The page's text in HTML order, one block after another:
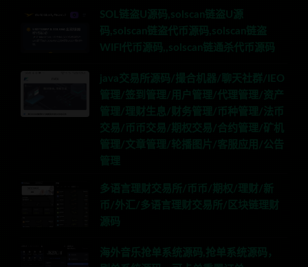
SOL链盗U源码,solscan链盗U源
码,solscan链盗代币源码,solscan链盗
WIFI代币源码,,solscan链通杀代币源码
java交易所源码/撮合机器/聊天社群/IEO
管理/签到管理/用户管理/代理管理/资产
管理/理财生息/财务管理/币种管理/法币
交易/币币交易/期权交易/合约管理/矿机
管理/文章管理/轮播图片/客服应用/公告
管理
多语言理财交易所/币币/期权/理财/新
币/外汇/多语言理财交易所/区块链理财
源码
海外音乐抢单系统源码,抢单系统源码，